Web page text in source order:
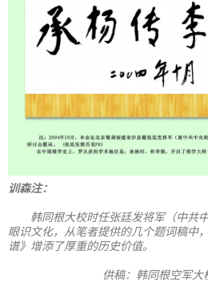
训森注：
韩同根大校时任张廷发将军（中共
眼识文化，从笔者提供的几个题词稿中
谱》增添了厚重的历史价值。
供稿：韩同根空军